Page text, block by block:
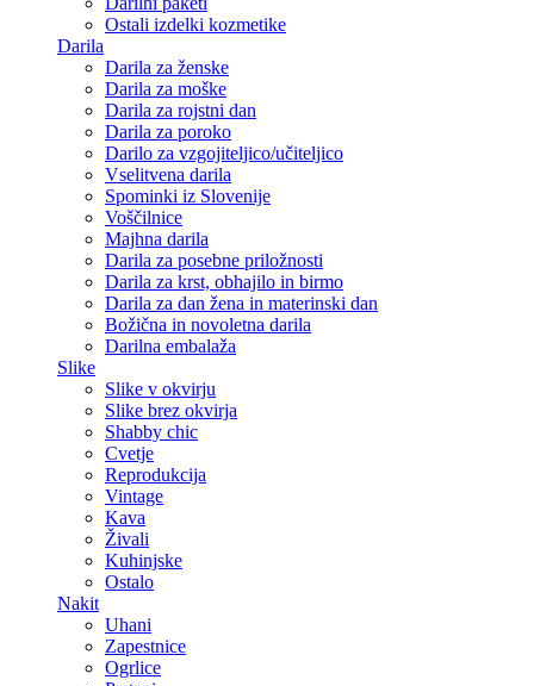
Ostali izdelki kozmetike
Darila
Darila za ženske
Darila za moške
Darila za rojstni dan
Darila za poroko
Darilo za vzgojiteljico/učiteljico
Vselitvena darila
Spominki iz Slovenije
Voščilnice
Majhna darila
Darila za posebne priložnosti
Darila za krst, obhajilo in birmo
Darila za dan žena in materinski dan
Božična in novoletna darila
Darilna embalaža
Slike
Slike v okvirju
Slike brez okvirja
Shabby chic
Cvetje
Reprodukcija
Vintage
Kava
Živali
Kuhinjske
Ostalo
Nakit
Uhani
Zapestnice
Ogrlice